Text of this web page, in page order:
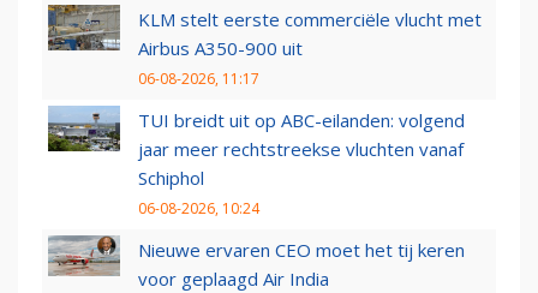
KLM stelt eerste commerciële vlucht met
Airbus A350-900 uit
06-08-2026, 11:17
TUI breidt uit op ABC-eilanden: volgend
jaar meer rechtstreekse vluchten vanaf
Schiphol
06-08-2026, 10:24
Nieuwe ervaren CEO moet het tij keren
voor geplaagd Air India